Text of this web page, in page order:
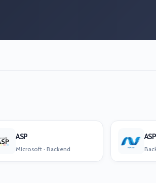
ASP
Microsoft · Backend